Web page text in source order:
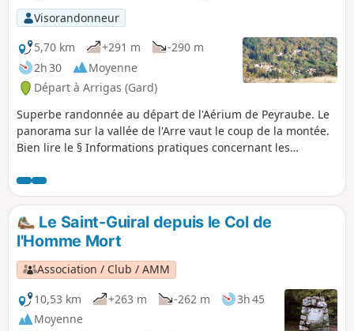
Visorandonneur
5,70 km
+291 m
-290 m
2h 30
Moyenne
Départ à Arrigas (Gard)
Superbe randonnée au départ de l'Aérium de Peyraube. Le
panorama sur la vallée de l'Arre vaut le coup de la montée.
Bien lire le § Informations pratiques concernant les
Le Saint-Guiral depuis le Col de
l'Homme Mort
Association / Club / AMM
10,53 km
+263 m -262 m
3h 45
Moyenne